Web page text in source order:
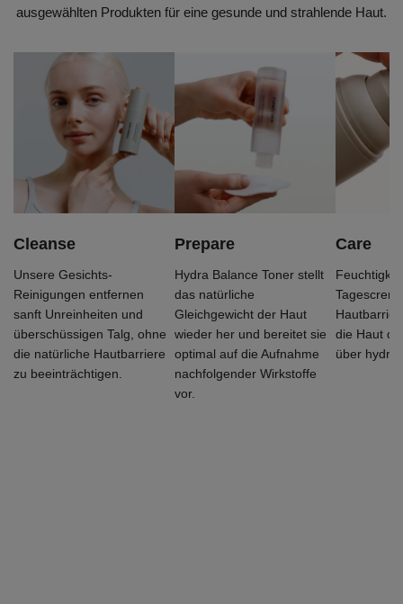
ausgewählten Produkten für eine gesunde und strahlende Haut.
Cleanse
Unsere Gesichts-
Reinigungen entfernen
sanft Unreinheiten und
überschüssigen Talg, ohne
die natürliche Hautbarriere
zu beeinträchtigen.
Prepare
Hydra Balance Toner stellt
das natürliche
Gleichgewicht der Haut
wieder her und bereitet sie
optimal auf die Aufnahme
nachfolgender Wirkstoffe
vor.
Care
die Haut
über